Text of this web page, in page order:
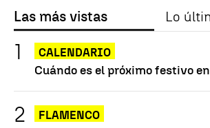
Las más vistas Lo
CALENDARIO
Cuándo es el próximo festivo
FLAMENCO